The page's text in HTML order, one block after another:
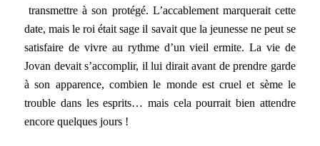
transmettre à son protégé. L’accablement marquerait cette
date, mais le roi était sage il savait que la jeunesse ne peut se
satisfaire de vivre au rythme d’un vieil ermite. La vie de
Jovan devait s’accomplir, il lui dirait avant de prendre garde
à son apparence, combien le monde est cruel et sème le
trouble dans les esprits… mais cela pourrait bien attendre
encore quelques jours !